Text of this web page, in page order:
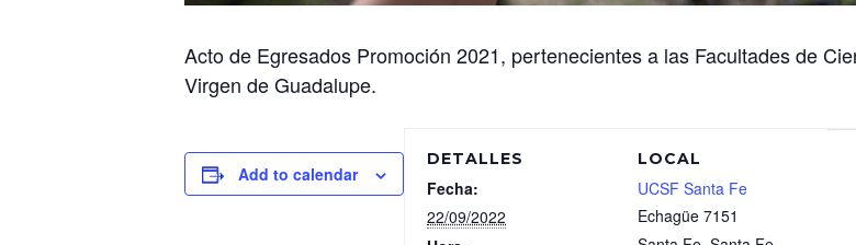
Acto de Egresados Promoción 2021, pertenecientes a las Facultades de
Virgen de Guadalupe.
Add to calendar
DETALLES
Fecha:
22/09/2022
LOCAL
UCSF Santa Fe
Echagüe 7151